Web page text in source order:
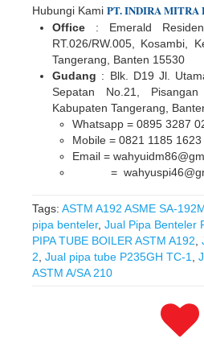
Hubungi Kami PT.INDIRA MITRA
Office : Emerald
RT.026/RW.005, Kosambi,
Tangerang, Banten 15530
Gudang : Blk. D19 Jl.
Sepatan No.21,
Kabupaten Tangerang,
Whatsapp = 0895 3287
Mobile = 0821 1185 1623
Email =
=
Tags: ASTM A192 ASME SA-
pipa benteler, Jual Pipa Benteler
PIPA TUBE BOILER ASTM A192
2 Jual pipa tube P235GH TC-1
ASTM A/SA 210